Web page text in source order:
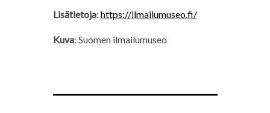
Lisätietoja: https://ilmailumuseo.fi/
Kuva: Suomen ilmailumuseo